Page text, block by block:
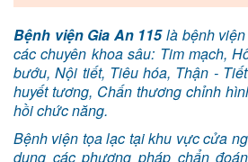
Bệnh viện Gia An 115là bệnh viện
các chuyên khoa sâu: Tim mạch,
bướu, Nội tiết, Tiêu hóa, Thận -
huyết tương, Chấn thương chỉnh
hồi chức năng.
Bệnh viện tọa lạc tại khu vực cửa
dụng các phương pháp chẩn